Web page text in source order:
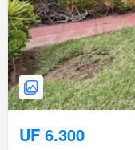
UF 6.300